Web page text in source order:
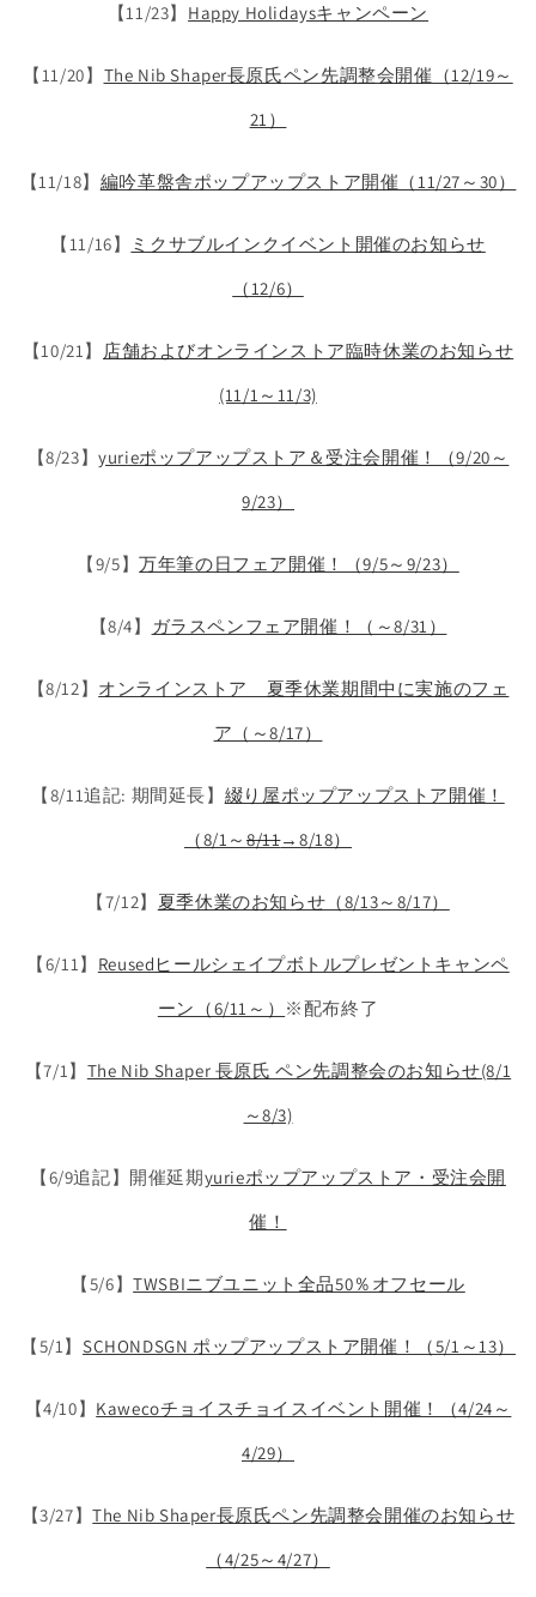
【11/23】 Happy Holidaysキャンペーン
【11/20】 The Nib Shaper長原氏ペン先調整会開催（12/19～
21）
【11/18】 編吟革盤舎ポップアップストア開催（11/27～30）
【11/16】
ミクサブルインクイベント開催のお知らせ
（12/6）
【10/21】 店舗およびオンラインストア臨時休業のお知らせ
(11/1～11/3)
【8/23】yurieポップアップストア＆受注会開催！（9/20～
9/23）
【9/5】万年筆の日フェア開催！（9/5～9/23）
【8/4】 ガラスペンフェア開催！（～8/31）
【8/12】 オンラインストア 夏季休業期間中に実施のフェ
ア（～8/17）
【8/11追記: 期間延長】 綴り屋ポップアップストア開催！
（8/1～ 8/11→8/18）
【7/12】 夏季休業のお知らせ（8/13～8/17）
【6/11】 Reusedヒールシェイプボトルプレゼントキャンペ
ーン（6/11～） ※配布終了
【7/1】 The Nib Shaper 長原氏 ペン先調整会のお知らせ(8/1
～8/3)
【6/9追記】開催延期yurieポップアップストア・受注会開
催！
【5/6】TWSBIニブユニット全品50％オフセール
【5/1】 SCHONDSGN ポップアップストア開催！（5/1～13）
【4/10】 Kawecoチョイスチョイスイベント開催！（4/24～
4/29）
【3/27】The Nib Shaper長原氏ペン先調整会開催のお知らせ
（4/25～4/27）